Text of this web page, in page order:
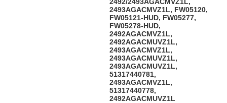
2493AGACMVZ1L, FW05120,
FW05121-HUD, FW05277,
FW05278-HUD,
2492AGACMVZ1L,
2492AGACMUVZ1L,
2493AGACMVZ1L,
2493AGACMUVZ1L,
2493AGACMUVZ1L,
51317440781,
2493AGACMVZ1L,
51317440778,
2492AGACMUVZ1L